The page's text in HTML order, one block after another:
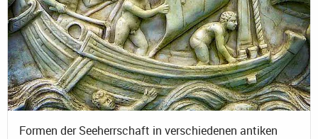
Formen der Seeherrschaft in verschiedenen antiken